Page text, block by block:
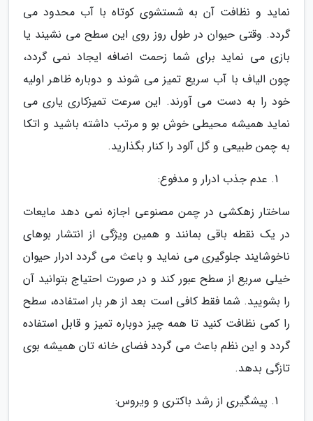
نماید و نظافت آن به شستشوی کوتاه با آب محدود می
گردد. وقتی حیوان در طول روز روی این سطح می نشیند یا
بازی می نماید برای شما زحمت اضافه ایجاد نمی گردد،
چون الیاف با آب سریع تمیز می شوند و دوباره ظاهر اولیه
خود را به دست می آورند. این سرعت تمیزکاری یاری می
نماید همیشه محیطی خوش بو و مرتب داشته باشید و اتکا
به چمن طبیعی و گل آلود را کنار بگذارید.
عدم جذب ادرار و مدفوع:
ساختار زهکشی در چمن مصنوعی اجازه نمی دهد مایعات
در یک نقطه باقی بمانند و همین ویژگی از انتشار بوهای
ناخوشایند جلوگیری می نماید و باعث می گردد ادرار حیوان
خیلی سریع از سطح عبور کند و در صورت احتیاج بتوانید آن
را بشویید. شما فقط کافی است بعد از هر بار استفاده، سطح
را کمی نظافت کنید تا همه چیز دوباره تمیز و قابل استفاده
گردد و این نظم باعث می گردد فضای خانه تان همیشه بوی
تازگی بدهد.
پیشگیری از رشد باکتری و ویروس: